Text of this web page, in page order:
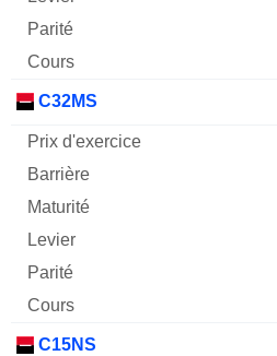
C32MS
C15NS